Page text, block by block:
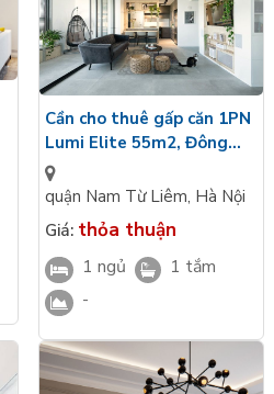
Cần cho thuê gấp căn 1PN
Lumi Elite 55m2, Đông
Nam, đủ đồ, giá tốt
quận Nam Từ Liêm, Hà Nội
Giá: thỏa thuận
1 ngủ
1 tắm
-